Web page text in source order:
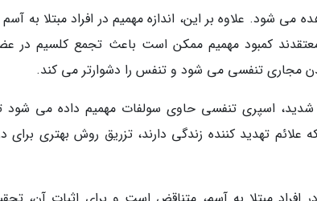
شود. علاوه بر این، اندازه مهمیم در افراد مبتلا به آسم
معتقدند کمبود مهمیم ممکن است باعث تجمع کلسیم در
مجاری تنفسی می شود و تنفس را دشوارتر می کند.
شدید، اسپری تنفسی حاوی سولفات مهمیم داده می شود
تهدید کننده زندگی دارند، تزریق روش بهتری برای